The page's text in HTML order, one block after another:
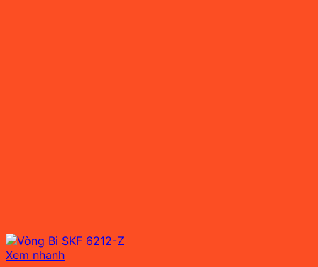
Xem nhanh